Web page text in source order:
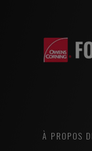
À PROPOS